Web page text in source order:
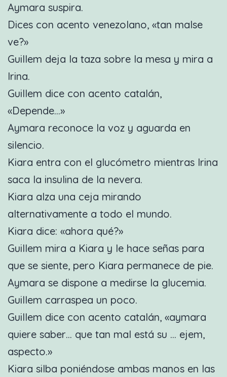
Aymara suspira.
Dices con acento venezolano, «tan malse
ve?»
Guillem deja la taza sobre la mesa y mira a
Irina.
Guillem dice con acento catalán,
«Depende…»
Aymara reconoce la voz y aguarda en
silencio.
Kiara entra con el glucómetro mientras Irina
saca la insulina de la nevera.
Kiara alza una ceja mirando
alternativamente a todo el mundo.
Kiara dice: «ahora qué?»
Guillem mira a Kiara y le hace señas para
que se siente, pero Kiara permanece de pie.
Aymara se dispone a medirse la glucemia.
Guillem carraspea un poco.
Guillem dice con acento catalán, «aymara
quiere saber… que tan mal está su … ejem,
aspecto.»
Kiara silba poniéndose ambas manos en las